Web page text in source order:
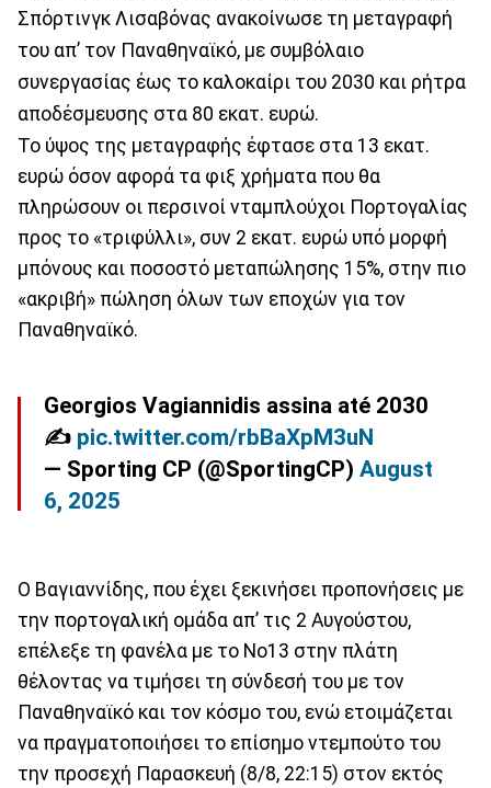
Σπόρτινγκ Λισαβόνας ανακοίνωσε τη μεταγραφή
του απ’ τον Παναθηναϊκό, με συμβόλαιο
συνεργασίας έως το καλοκαίρι του 2030 και ρήτρα
αποδέσμευσης στα 80 εκατ. ευρώ.
Το ύψος της μεταγραφής έφτασε στα 13 εκατ.
ευρώ όσον αφορά τα φιξ χρήματα που θα
πληρώσουν οι περσινοί νταμπλούχοι Πορτογαλίας
προς το «τριφύλλι», συν 2 εκατ. ευρώ υπό μορφή
μπόνους και ποσοστό μεταπώλησης 15%, στην πιο
«ακριβή» πώληση όλων των εποχών για τον
Παναθηναϊκό.
Georgios Vagiannidis assina até 2030
✍️ pic.twitter.com/rbBaXpM3uN
— Sporting CP (@SportingCP) August
6, 2025
Ο Βαγιαννίδης, που έχει ξεκινήσει προπονήσεις με
την πορτογαλική ομάδα απ’ τις 2 Αυγούστου,
επέλεξε τη φανέλα με το Νο13 στην πλάτη
θέλοντας να τιμήσει τη σύνδεσή του με τον
Παναθηναϊκό και τον κόσμο του, ενώ ετοιμάζεται
να πραγματοποιήσει το επίσημο ντεμπούτο του
την προσεχή Παρασκευή (8/8, 22:15) στον εκτός